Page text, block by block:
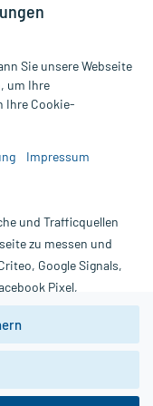
für
Arzt. Bitte
Webseite benutzt
Hinweise in
einer Bestellung
Sie unsere Webseite
um Ihre
Ihre Cookie-
Impressum
und Trafficquellen
zu messen und
Google Signals,
Pixel,
gem. EU-
in Drittstaaten bzw.